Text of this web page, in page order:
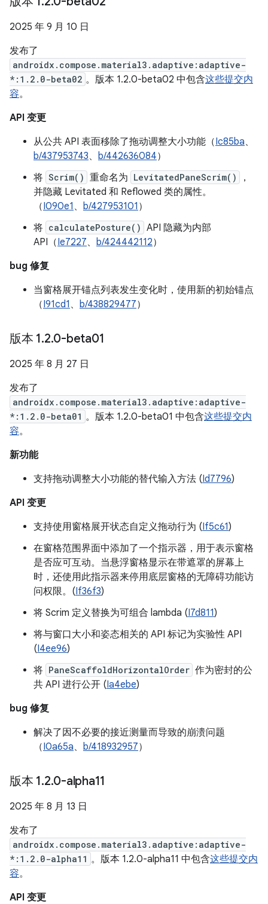
2025 年 9 月 10 日
发布了
androidx.compose.material3.adaptive:adaptive-
*:1.2.0-beta02 。版本 1.2.0-beta02 中包含这些提交内
容。
API 变更
从公共 API 表面移除了拖动调整大小功能（Ic85ba、
b/437953743、 b/442636084）
将 Scrim() 重命名为 LevitatedPaneScrim()
，
并隐藏 Levitated 和 Reflowed 类的属性。
（I090e1 、 b/427953101 ）
将 calculatePosture() API 隐藏为内部
API（Ie7227、 b/424442112）
bug 修复
当窗格展开锚点列表发生变化时，使用新的初始锚点
（I91cd1 、 b/438829477）
版本 1.2.0-beta01
2025 年 8 月 27 日
发布了
androidx.compose.material3.adaptive:adaptive-
*:1.2.0-beta01 。版本 1.2.0-beta01 中包含这些提交内
容。
新功能
支持拖动调整大小功能的替代输入方法 (Id7796)
API 变更
支持使用窗格展开状态自定义拖动行为 (If5c61)
在窗格范围界面中添加了一个指示器，用于表示窗格
是否应可互动。当悬浮窗格显示在带遮罩的屏幕上
时，还使用此指示器来停用底层窗格的无障碍功能访
问权限。(If36f3)
将 Scrim 定义替换为可组合 lambda (I7d811)
将与窗口大小和姿态相关的 API 标记为实验性 API
(I4ee96)
将 PaneScaffoldHorizontalOrder 作为密封的公
共 API 进行公开 (Ia4ebe)
bug 修复
解决了因不必要的接近测量而导致的崩溃问题
（I0a65a、 b/418932957）
版本 1.2.0-alpha11
2025 年 8 月 13 日
发布了
androidx.compose.material3.adaptive:adaptive-
*:1.2.0-alpha11 。版本 1.2.0-alpha11 中包含这些提交内
容。
API 变更